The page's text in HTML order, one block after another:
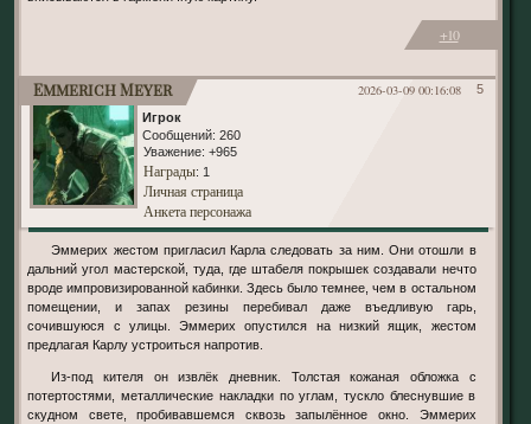
+10
5
2026-03-09 00:16:08
Emmerich Meyer
Игрок
Сообщений: 260
Уважение: +965
Награды: 1
Личная страница
Анкета персонажа
Эммерих жестом пригласил Карла следовать за ним. Они отошли в
дальний угол мастерской, туда, где штабеля покрышек создавали нечто
вроде импровизированной кабинки. Здесь было темнее, чем в остальном
помещении, и запах резины перебивал даже въедливую гарь,
сочившуюся с улицы. Эммерих опустился на низкий ящик, жестом
предлагая Карлу устроиться напротив.
Из-под кителя он извлёк дневник. Толстая кожаная обложка с
потертостями, металлические накладки по углам, тускло блеснувшие в
скудном свете, пробивавшемся сквозь запылённое окно. Эммерих